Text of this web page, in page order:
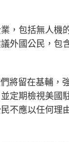
，包括無人機
外國公民，包
將留在基輔，
定期檢視美國
不應以任何理